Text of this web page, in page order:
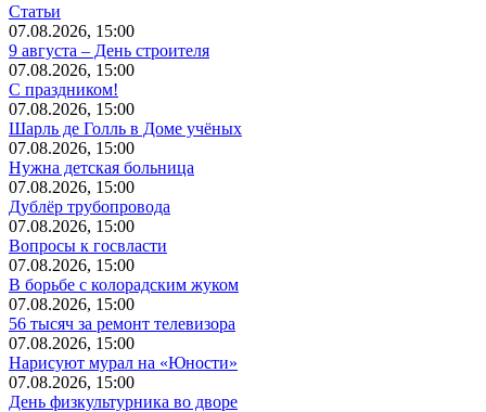
Статьи
07.08.2026, 15:00
9 августа – День строителя
07.08.2026, 15:00
С праздником!
07.08.2026, 15:00
Шарль де Голль в Доме учёных
07.08.2026, 15:00
Нужна детская больница
07.08.2026, 15:00
Дублёр трубопровода
07.08.2026, 15:00
Вопросы к госвласти
07.08.2026, 15:00
В борьбе с колорадским жуком
07.08.2026, 15:00
56 тысяч за ремонт телевизора
07.08.2026, 15:00
Нарисуют мурал на «Юности»
07.08.2026, 15:00
День физкультурника во дворе